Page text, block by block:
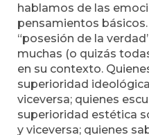
hablamos de las
pensamientos
“posesión de la
muchas (o quizás
en su contexto.
superioridad
viceversa; quienes
superioridad estética
y viceversa; quienes